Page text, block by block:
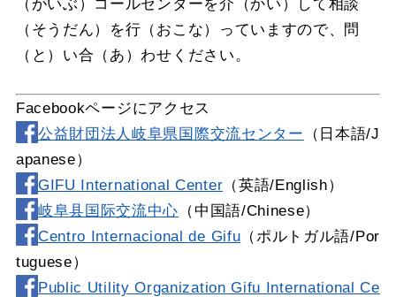
（がいぶ）コールセンターを介（かい）して相談
（そうだん）を行（おこな）っていますので、問
（と）い合（あ）わせください。
Facebookページにアクセス
公益財団法人岐阜県国際交流センター （日本語/J
apanese）
GIFU International Center （英語/English）
岐阜县国际交流中心 （中国語/Chinese）
Centro Internacional de Gifu （ポルトガル語/Por
tuguese）
Public Utility Organization Gifu International Ce